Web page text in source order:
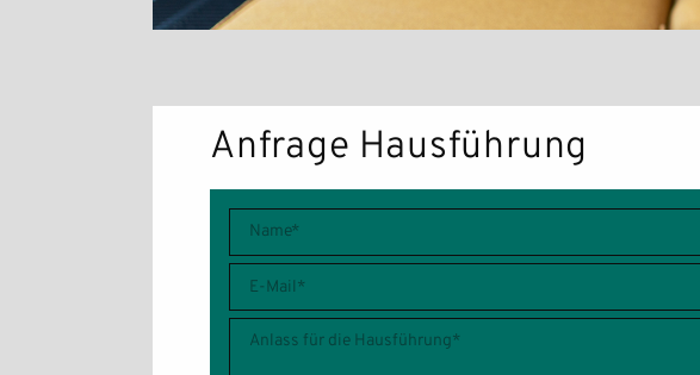
Anfrage Hausführung